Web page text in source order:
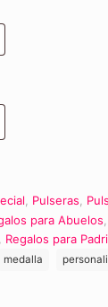
Pulseras
para Abuelos
Regalos para
medalla